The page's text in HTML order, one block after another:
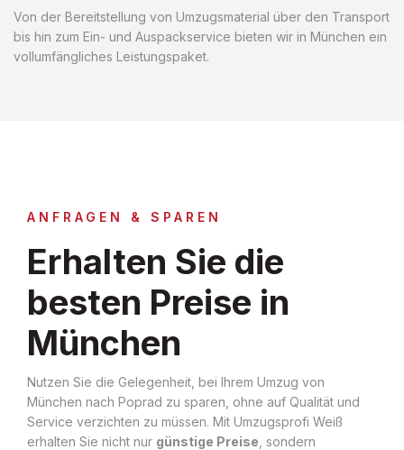
Von der Bereitstellung von Umzugsmaterial über den Transport
bis hin zum Ein- und Auspackservice bieten wir in München ein
vollumfängliches Leistungspaket.
ANFRAGEN & SPAREN
Erhalten Sie die
besten Preise in
München
Nutzen Sie die Gelegenheit, bei Ihrem Umzug von
München nach Poprad zu sparen, ohne auf Qualität und
Service verzichten zu müssen. Mit Umzugsprofi Weiß
erhalten Sie nicht nur günstige Preise , sondern